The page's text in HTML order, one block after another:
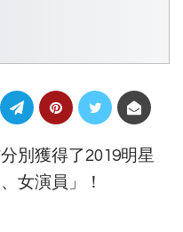
別獲得了2019明星
女演員」！